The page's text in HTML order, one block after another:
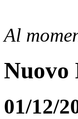
Al
Nuovo
01/12/